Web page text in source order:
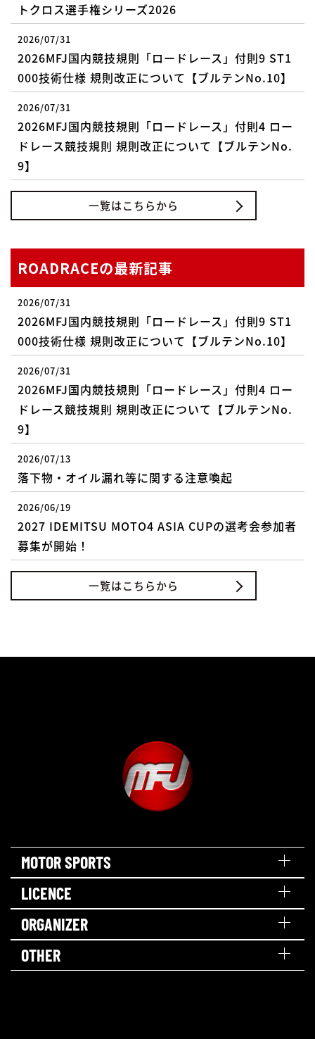
トクロス選手権シリーズ2026
2026/07/31
2026MFJ国内競技規則「ロードレース」付則9 ST1
000技術仕様 規則改正について【ブルテンNo.10】
2026/07/31
2026MFJ国内競技規則「ロードレース」付則4 ロー
ドレース競技規則 規則改正について【ブルテンNo.
9】
一覧はこちらから
ROADRACEの最新記事
2026/07/31
2026MFJ国内競技規則「ロードレース」付則9 ST1
000技術仕様 規則改正について【ブルテンNo.10】
2026/07/31
2026MFJ国内競技規則「ロードレース」付則4 ロー
ドレース競技規則 規則改正について【ブルテンNo.
9】
2026/07/13
落下物・オイル漏れ等に関する注意喚起
2026/06/19
2027 IDEMITSU MOTO4 ASIA CUPの選考会参加者
募集が開始！
一覧はこちらから
MOTOR SPORTS
LICENCE
ORGANIZER
OTHER